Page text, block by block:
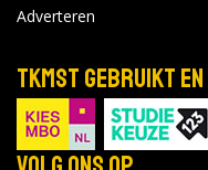
Adverteren
TKMST gebruikt